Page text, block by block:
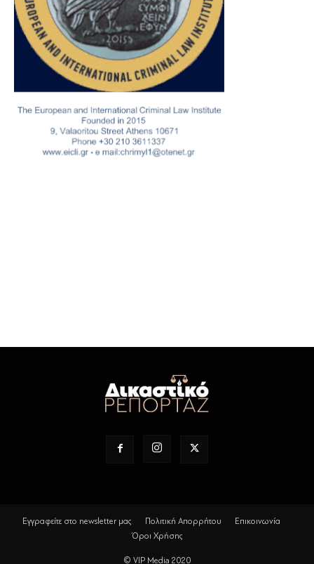
Εγγραφείτε στο newsletter μας Πολιτική Απορρήτου
Επικοινωνία
Όροι Χρήσης
© VIP Media 2020